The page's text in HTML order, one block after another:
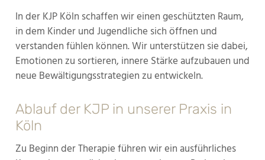
In der KJP Köln schaffen wir einen geschützten Raum,
in dem Kinder und Jugendliche sich öffnen und
verstanden fühlen können. Wir unterstützen sie dabei,
Emotionen zu sortieren, innere Stärke aufzubauen und
neue Bewältigungsstrategien zu entwickeln.
Ablauf der KJP in unserer Praxis in
Köln
Zu Beginn der Therapie führen wir ein ausführliches